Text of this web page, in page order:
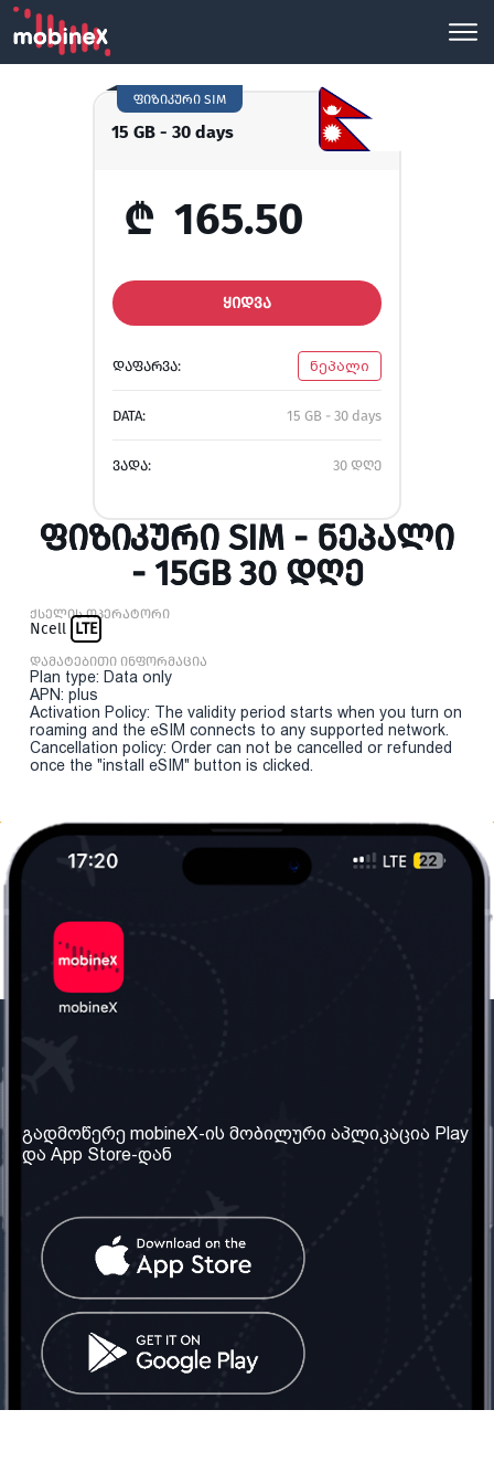
15 GB - 30 days
ფიზიკური SIM
₾ 165.50
ᲧᲘᲓᲕᲐ
ᲓᲐᲤᲐᲠᲕᲐ: ნეპალი
DATA: 15 GB - 30 days
ᲕᲐᲓᲐ: 30 დღე
ᲤᲘᲖᲘᲙᲣᲠᲘ SIM - ᲜᲔᲞᲐᲚᲘ
- 15GB 30 ᲓᲦᲔ
ქსელის ოპერატორი
Ncell LTE
დამატებითი ინფორმაცია
Plan type: Data only
APN: plus
Activation Policy: The validity period starts when you turn on
roaming and the eSIM connects to any supported network.
Cancellation policy: Order can not be cancelled or refunded
once the "install eSIM" button is clicked.
ჩვენ შესახებ
ჩვენი სერვისები
წესები და პირობები
კითხვები
კონტაქტი
საქართველო: თბილისი
ტელ: 032 2 04 00 50
ელ. ფოსტა:
info@mobinex.ge
სოციალური ქსელი
გადმოწერე mobineX-ის მობილური აპლიკაცია Play
და App Store-დან